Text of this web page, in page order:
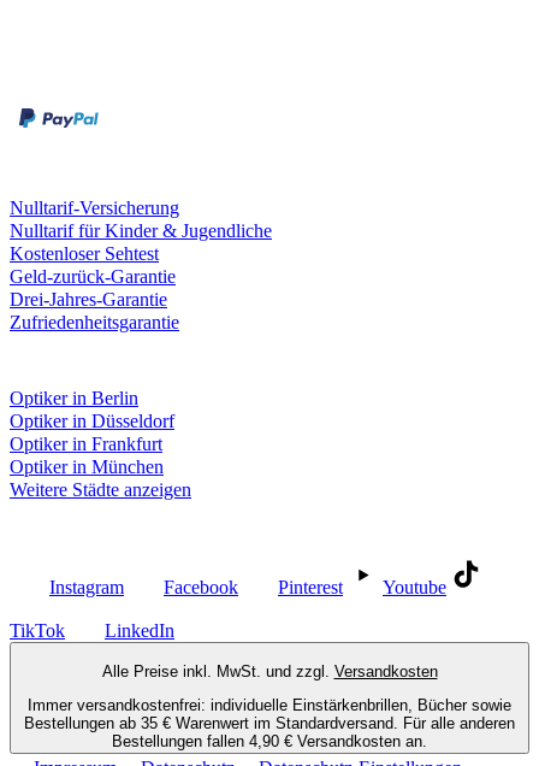
Nulltarif-Versicherung
Nulltarif für Kinder & Jugendliche
Kostenloser Sehtest
Geld-zurück-Garantie
Drei-Jahres-Garantie
Zufriedenheitsgarantie
Optiker in Berlin
Optiker in Düsseldorf
Optiker in Frankfurt
Optiker in München
Weitere Städte anzeigen
Instagram Facebook Pinterest Youtube
TikTok LinkedIn
Alle Preise inkl. MwSt. und zzgl. Versandkosten
Immer versandkostenfrei: individuelle Einstärkenbrillen, Bücher sowie
Bestellungen ab 35 € Warenwert im Standardversand. Für alle anderen
Bestellungen fallen 4,90 € Versandkosten an.